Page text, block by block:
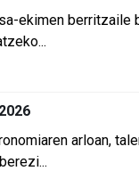
ekimen berritzaile
arloan,